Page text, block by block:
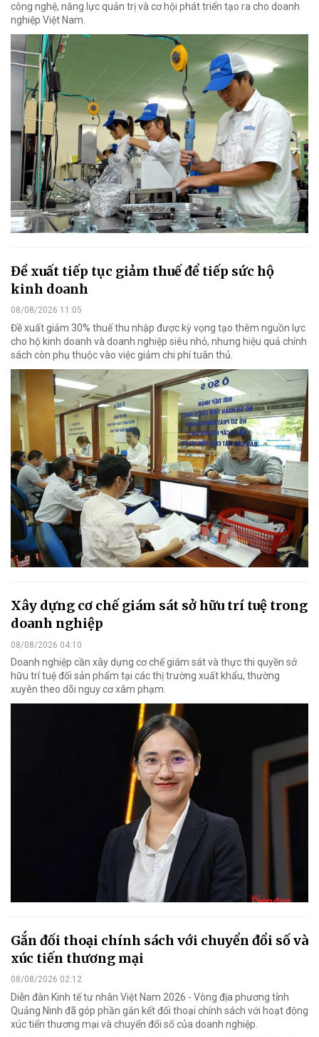
công nghệ, năng lực quản trị và cơ hội phát triển tạo ra cho doanh
nghiệp Việt Nam.
Đề xuất tiếp tục giảm thuế để tiếp sức hộ
kinh doanh
08/08/2026 11:05
Đề xuất giảm 30% thuế thu nhập được kỳ vọng tạo thêm nguồn lực
cho hộ kinh doanh và doanh nghiệp siêu nhỏ, nhưng hiệu quả chính
sách còn phụ thuộc vào việc giảm chi phí tuân thủ.
Xây dựng cơ chế giám sát sở hữu trí tuệ trong
doanh nghiệp
08/08/2026 04:10
Doanh nghiệp cần xây dựng cơ chế giám sát và thực thi quyền sở
hữu trí tuệ đối sản phẩm tại các thị trường xuất khẩu, thường
xuyên theo dõi nguy cơ xâm phạm.
Gắn đối thoại chính sách với chuyển đổi số và
xúc tiến thương mại
08/08/2026 02:12
Diễn đàn Kinh tế tư nhân Việt Nam 2026 - Vòng địa phương tỉnh
Quảng Ninh đã góp phần gắn kết đối thoại chính sách với hoạt động
xúc tiến thương mại và chuyển đổi số của doanh nghiệp.